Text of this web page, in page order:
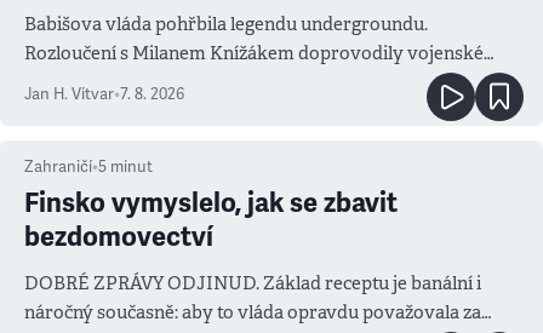
Babišova vláda pohřbila legendu undergroundu.
Rozloučení s Milanem Knížákem doprovodily vojenské
Jan H. Vitvar•7. 8. 2026
Zahraničí•5 minut
Finsko vymyslelo, jak se zbavit
bezdomovectví
DOBRÉ ZPRÁVY ODJINUD. Základ receptu je banální i
náročný současně: aby to vláda opravdu považovala za